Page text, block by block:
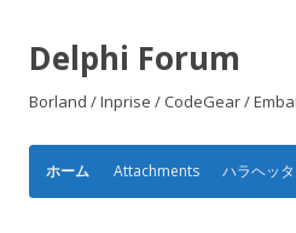
Delphi Forum
Borland / Inprise / CodeGear /
ホーム Attachments ハラヘッ